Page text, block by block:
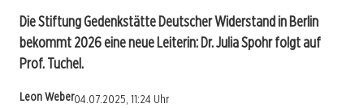
Die Stiftung Gedenkstätte Deutscher Widerstand in Berlin
bekommt 2026 eine neue Leiterin: Dr. Julia Spohr folgt auf
Prof. Tuchel.
Leon Weber04.07.2025, 11:24 Uhr